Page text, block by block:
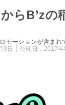
らB’zの
モーションが含まれ
9日 公開日： 2017年